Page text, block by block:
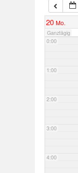
20 Mo.
Ganztägig
0:00
1:00
2:00
3:00
4:00